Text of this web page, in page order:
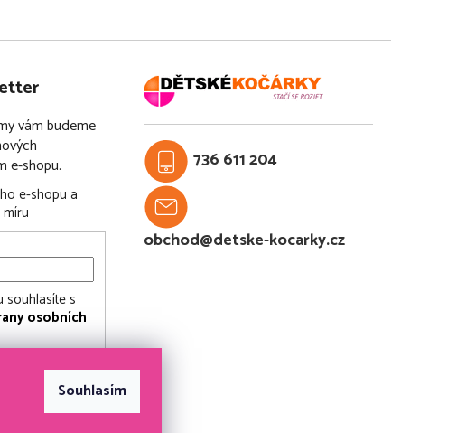
Souhlasím
vám budeme
e-shopu.
e-shopu a
souhlasíte s
osobních
736 611 204
obchod@detske-kocarky.cz